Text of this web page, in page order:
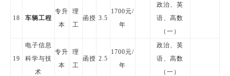
18 车辆工程
专升
本
理
工
函授 3.5
1700元/
年
政治、英
语、高数
（一）
19
电子信息
科学与技
术
专升
本
理
工
函授 2.5
1700元/
年
政治、英
语、高数
（一）